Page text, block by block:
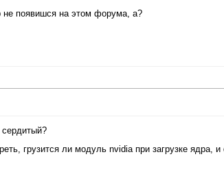
не появишся на этом форума, а?
сердитый?
грузится ли модуль nvidia при загрузке